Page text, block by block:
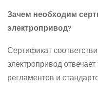
Зачем необходим
электропривод?
Сертификат
электропривод
регламентов и